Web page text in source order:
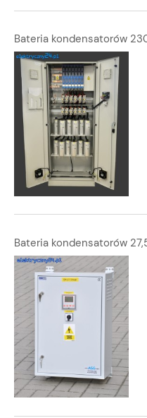
Bateria kondensatorów
Bateria kondensatorów